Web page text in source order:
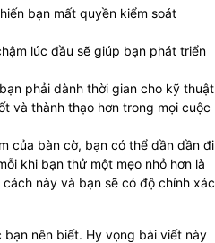
bạn mất quyền kiểm soát
lúc đầu sẽ giúp bạn phát triển
phải dành thời gian cho kỹ thuật
và thành thạo hơn trong mọi cuộc
của bàn cờ, bạn có thể dần dần đi
khi bạn thử một mẹo nhỏ hơn là
này và bạn sẽ có độ chính xác
nên biết. Hy vọng bài viết này